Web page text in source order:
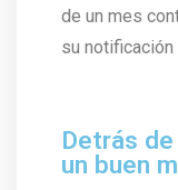
de un mes
su notificación
Detrás
un buen